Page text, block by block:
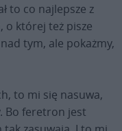
to co najlepsze z
o której też pisze
tym, ale pokażmy,
to mi się nasuwa,
Bo feretron jest